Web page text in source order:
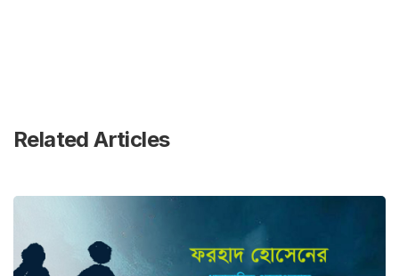
Related Articles